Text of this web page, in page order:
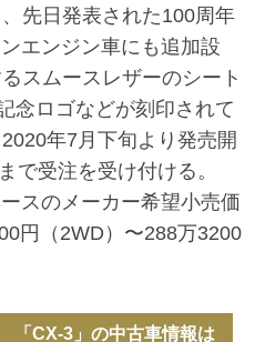
先日発表された100周年
エンジン車にも追加設
スムースレザーのシート
念ロゴなどが刻印されて
年7月下旬より発売開
で受注を受け付ける。
スのメーカー希望小売価
円（2WD）〜288万3200
「CX-3」の中古車情報は